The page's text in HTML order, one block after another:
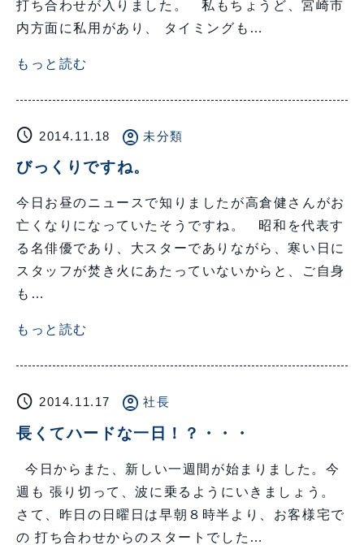
打ち合わせが入りました。 私もちょうど、宮崎市
内方面に私用があり、 タイミングも…
もっと読む
schedule 2014.11.18 account_circle 未分類
びっくりですね。
今日お昼のニュースで知りましたが高倉健さんがお
亡くなりになっていたそうですね。 昭和を代表す
る名俳優であり、大スターでありながら、寒い日に
スタッフが焚き火にあたっていないからと、ご自身
も…
もっと読む
schedule 2014.11.17 account_circle 社長
長くてハードな一日！？・・・
今日からまた、新しい一週間が始まりました。今
週も 張り切って、波に乗るようにいきましょう。
さて、昨日の日曜日は早朝８時半より、お客様宅で
の 打ち合わせからのスタートでした…